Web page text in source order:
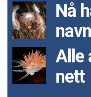
Nå
Alle
nett